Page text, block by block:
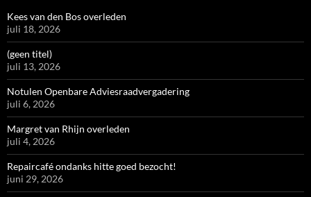
Kees van den Bos overleden
juli 18, 2026
(geen titel)
juli 13, 2026
Notulen Openbare Adviesraadvergadering
juli 6, 2026
Margret van Rhijn overleden
juli 4, 2026
Repaircafé ondanks hitte goed bezocht!
juni 29, 2026